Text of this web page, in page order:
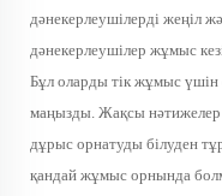
дәнекерлеушілерді жеңіл
дәнекерлеушілер жұмыс
Бұл оларды тік жұмыс үшін
маңызды. Жақсы нәтижелер
дұрыс орнатуды білуден
қандай жұмыс орнында